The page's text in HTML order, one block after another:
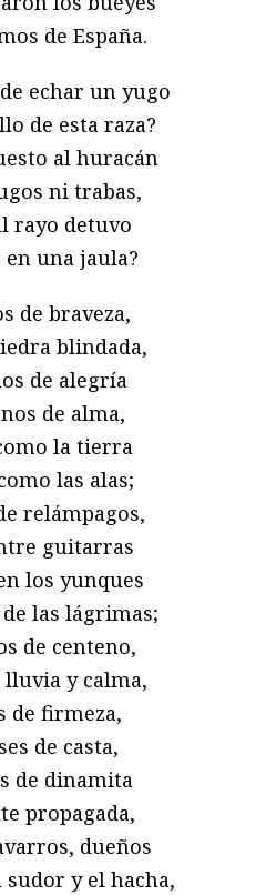
de España.
echar un yugo
de esta raza?
al huracán
ni trabas,
rayo detuvo
una jaula?
de braveza,
blindada,
de alegría
de alma,
la tierra
las alas;
relámpagos,
guitarras
los yunques
las lágrimas;
de centeno,
lluvia y calma,
de firmeza,
de casta,
de dinamita
propagada,
dueños
y el hacha,